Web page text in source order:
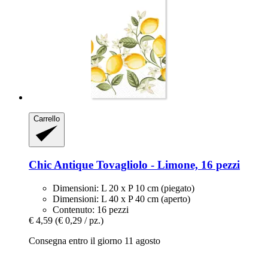
Carrello
Chic Antique Tovagliolo -​ Limone, 16 pezzi
Dimensioni: L 20 x P 10 cm (piegato)
Dimensioni: L 40 x P 40 cm (aperto)
Contenuto: 16 pezzi
€ 4,59 (€ 0,29 / pz.)
Consegna entro il giorno 11 agosto